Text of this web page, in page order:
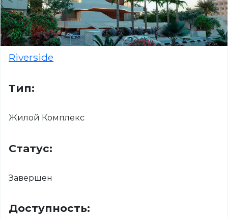
Riverside
Тип:
Жилой Комплекс
Статус:
Завершен
Доступность: